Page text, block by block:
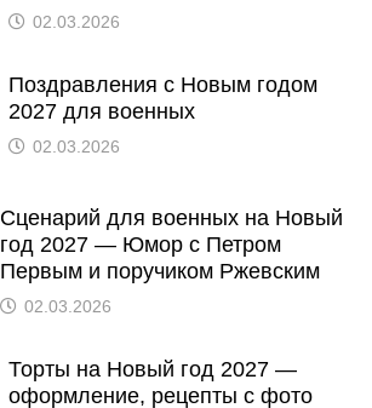
02.03.2026
Поздравления с Новым годом
2027 для военных
02.03.2026
Сценарий для военных на Новый
год 2027 — Юмор с Петром
Первым и поручиком Ржевским
02.03.2026
Торты на Новый год 2027 —
оформление, рецепты с фото